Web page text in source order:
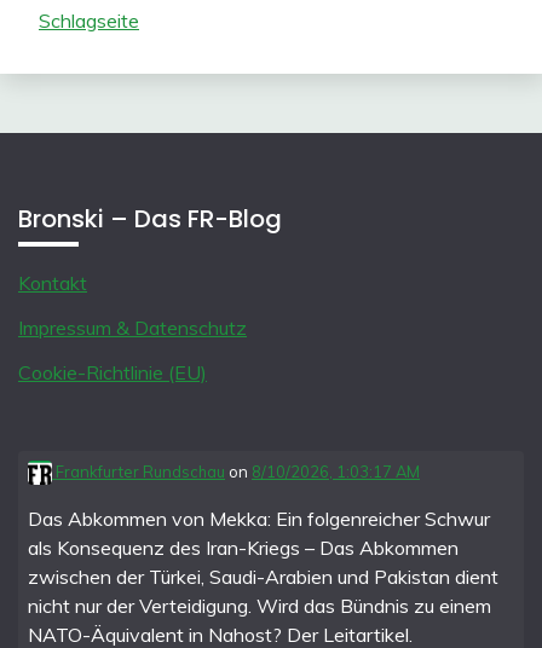
Schlagseite
Bronski – Das FR-Blog
Kontakt
Impressum & Datenschutz
Cookie-Richtlinie (EU)
Frankfurter Rundschau on 8/10/2026, 1:03:17 AM
Das Abkommen von Mekka: Ein folgenreicher Schwur
als Konsequenz des Iran-Kriegs – Das Abkommen
zwischen der Türkei, Saudi-Arabien und Pakistan dient
nicht nur der Verteidigung. Wird das Bündnis zu einem
NATO-Äquivalent in Nahost? Der Leitartikel.